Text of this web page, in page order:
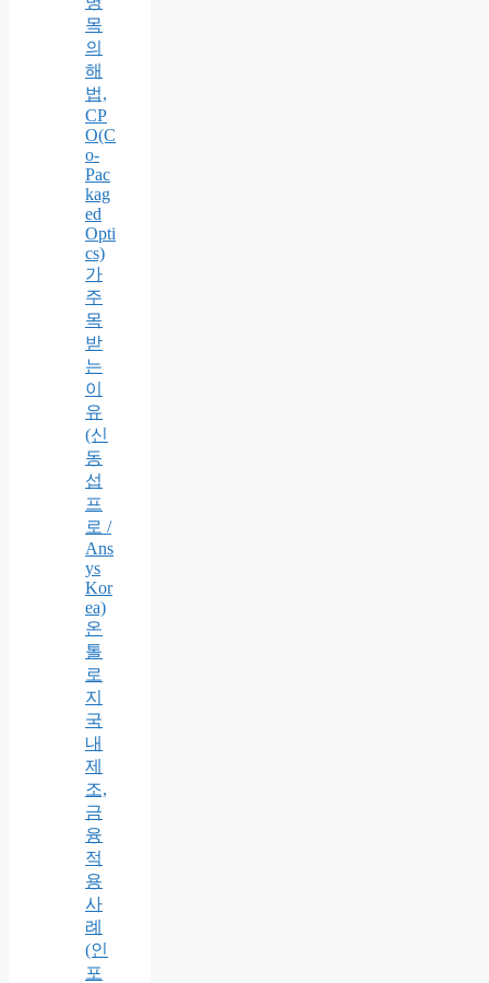
목
의
해
법,
CP
O(C
o-
Pac
kag
ed
Opti
cs)
가
주
목
받
는
이
유
(신
동
섭
프
로 /
Ans
ys
Kor
ea)
온
톨
로
지
국
내
제
조,
금
융
적
용
사
례
(인
포